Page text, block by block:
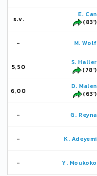
s.v.
E. Can
(83')
- M. Wolf
5,50
S. Haller
(78')
6,00
D. Malen
(63')
- G. Reyna
- K. Adeyemi
- Y. Moukoko